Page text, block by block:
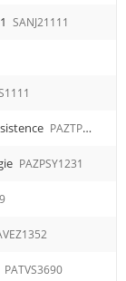
SANJ21111
PAZTP1112
PAZPSY1231
PATVS3690